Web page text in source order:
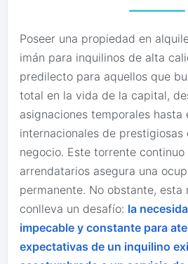
Poseer una propiedad en
imán para inquilinos de alta
predilecto para aquellos que
total en la vida de la capital,
asignaciones temporales hasta
internacionales de prestigiosas
negocio. Este torrente
arrendatarios asegura una
permanente. No obstante, esta
conlleva un desafío: la
impecable y constante para
expectativas de un inquilino